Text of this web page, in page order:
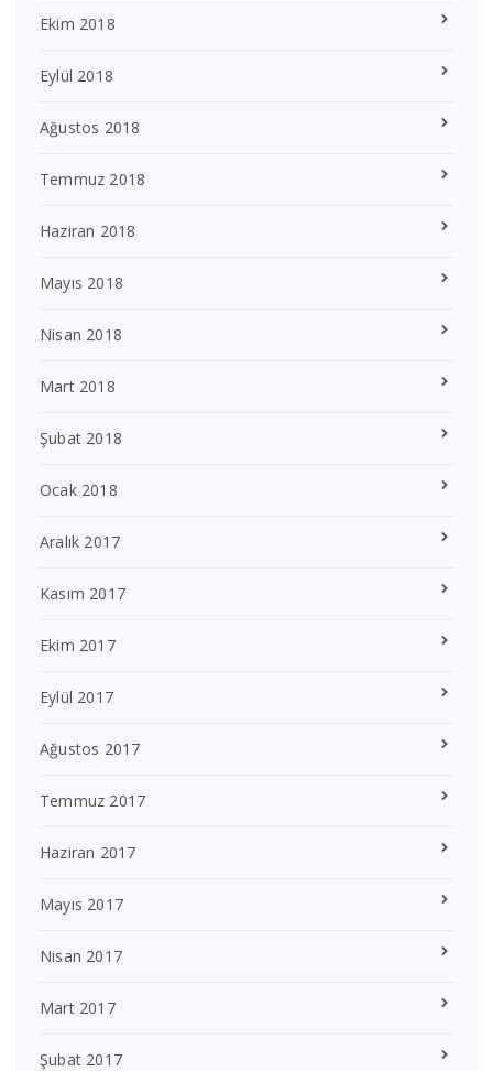
Ekim 2018
Eylül 2018
Ağustos 2018
Temmuz 2018
Haziran 2018
Mayıs 2018
Nisan 2018
Mart 2018
Şubat 2018
Ocak 2018
Aralık 2017
Kasım 2017
Ekim 2017
Eylül 2017
Ağustos 2017
Temmuz 2017
Haziran 2017
Mayıs 2017
Nisan 2017
Mart 2017
Şubat 2017